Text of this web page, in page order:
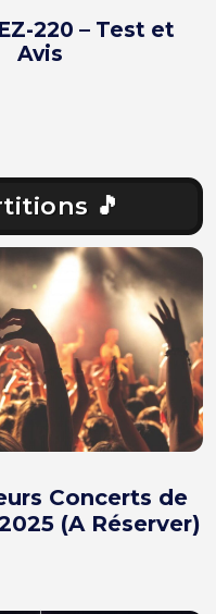
220 – Test et
Avis
🎵
Concerts de
(A Réserver)